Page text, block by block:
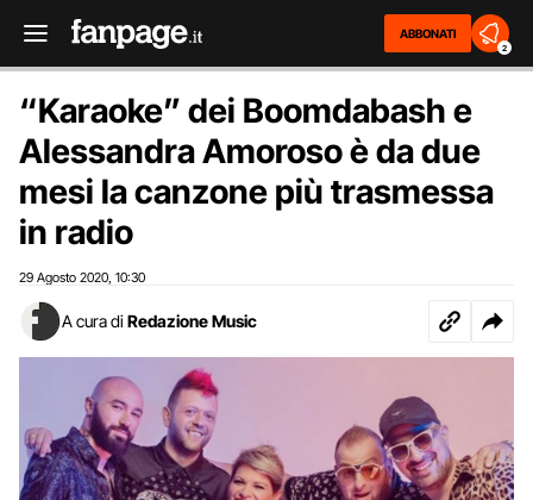
ABBONATI
2
“Karaoke” dei Boomdabash e
Alessandra Amoroso è da due
mesi la canzone più trasmessa
in radio
29 Agosto 2020 10:30
A cura di Redazione Music